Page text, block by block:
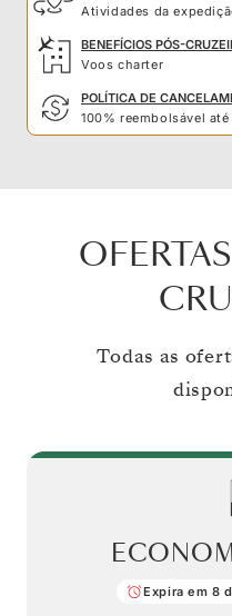
Atividades da
BENEFÍCIOS PÓS-
Voos charter
POLÍTICA DE
100% reembolsável
Todas as
Expira em 8